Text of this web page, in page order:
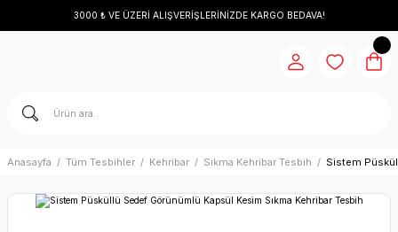
3000 ₺ VE ÜZERİ ALIŞVERİŞLERİNİZDE KARGO BEDAVA!
Anasayfa Tüm Tesbihler Kehribar Sıkma Kehribar Tesbih Sistem